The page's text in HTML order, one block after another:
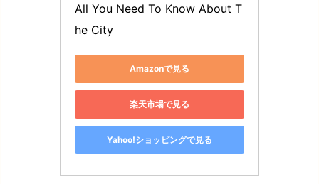
All You Need To Know About T
he City
Amazonで見る
楽天市場で見る
Yahoo!ショッピングで見る